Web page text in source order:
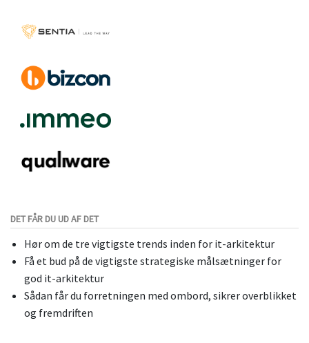
DET FÅR DU UD AF DET
Hør om de tre vigtigste trends inden for it-arkitektur
Få et bud på de vigtigste strategiske målsætninger for
god it-arkitektur
Sådan får du forretningen med ombord, sikrer overblikket
og fremdriften